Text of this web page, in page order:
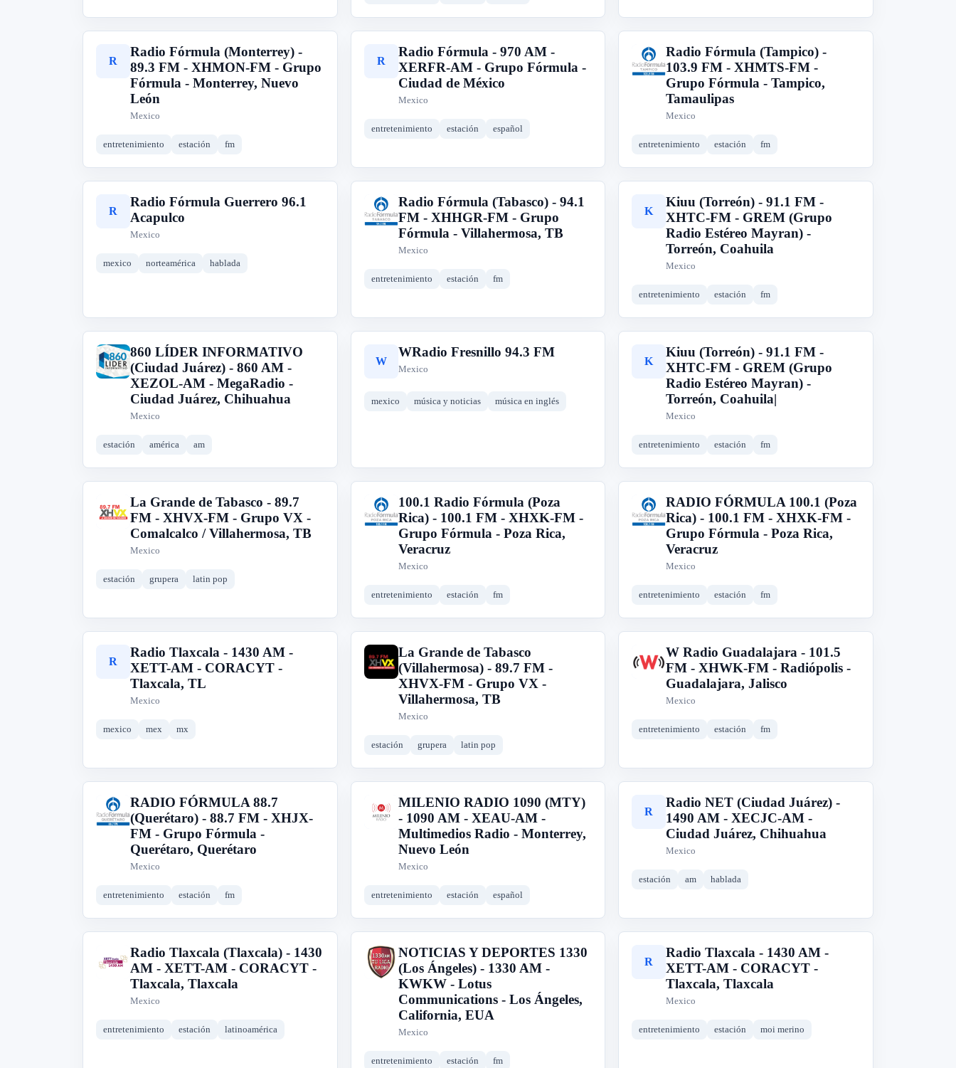
R
Radio Fórmula (Monterrey) -
89.3 FM - XHMON-FM - Grupo
Fórmula - Monterrey, Nuevo
León
Mexico
entretenimiento estación fm
R
Radio Fórmula - 970 AM -
XERFR-AM - Grupo Fórmula -
Ciudad de México
Mexico
entretenimiento estación español
R
Radio Fórmula (Tampico) -
103.9 FM - XHMTS-FM -
Grupo Fórmula - Tampico,
Tamaulipas
Mexico
entretenimiento estación fm
R
Radio Fórmula Guerrero 96.1
Acapulco
Mexico
mexico norteamérica hablada
R
Radio Fórmula (Tabasco) - 94.1
FM - XHHGR-FM - Grupo
Fórmula - Villahermosa, TB
Mexico
entretenimiento estación fm
K
Kiuu (Torreón) - 91.1 FM -
XHTC-FM - GREM (Grupo
Radio Estéreo Mayran) -
Torreón, Coahuila
Mexico
entretenimiento estación fm
8
860 LÍDER INFORMATIVO
(Ciudad Juárez) - 860 AM -
XEZOL-AM - MegaRadio -
Ciudad Juárez, Chihuahua
Mexico
estación américa am
W
WRadio Fresnillo 94.3 FM
Mexico
mexico música y noticias música en inglés
K
Kiuu (Torreón) - 91.1 FM -
XHTC-FM - GREM (Grupo
Radio Estéreo Mayran) -
Torreón, Coahuila|
Mexico
entretenimiento estación fm
L
La Grande de Tabasco - 89.7
FM - XHVX-FM - Grupo VX -
Comalcalco / Villahermosa, TB
Mexico
estación grupera latin pop
1
100.1 Radio Fórmula (Poza
Rica) - 100.1 FM - XHXK-FM -
Grupo Fórmula - Poza Rica,
Veracruz
Mexico
entretenimiento estación fm
R
RADIO FÓRMULA 100.1 (Poza
Rica) - 100.1 FM - XHXK-FM -
Grupo Fórmula - Poza Rica,
Veracruz
Mexico
entretenimiento estación fm
R
Radio Tlaxcala - 1430 AM -
XETT-AM - CORACYT -
Tlaxcala, TL
Mexico
mexico mex mx
L
La Grande de Tabasco
(Villahermosa) - 89.7 FM -
XHVX-FM - Grupo VX -
Villahermosa, TB
Mexico
estación grupera latin pop
W
W Radio Guadalajara - 101.5
FM - XHWK-FM - Radiópolis -
Guadalajara, Jalisco
Mexico
entretenimiento estación fm
R
RADIO FÓRMULA 88.7
(Querétaro) - 88.7 FM - XHJX-
FM - Grupo Fórmula -
Querétaro, Querétaro
Mexico
entretenimiento estación fm
M
MILENIO RADIO 1090 (MTY)
- 1090 AM - XEAU-AM -
Multimedios Radio - Monterrey,
Nuevo León
Mexico
entretenimiento estación español
R
Radio NET (Ciudad Juárez) -
1490 AM - XECJC-AM -
Ciudad Juárez, Chihuahua
Mexico
estación am hablada
R
Radio Tlaxcala (Tlaxcala) - 1430
AM - XETT-AM - CORACYT -
Tlaxcala, Tlaxcala
Mexico
entretenimiento estación latinoamérica
N
NOTICIAS Y DEPORTES 1330
(Los Ángeles) - 1330 AM -
KWKW - Lotus
Communications - Los Ángeles,
California, EUA
Mexico
entretenimiento estación fm
R
Radio Tlaxcala - 1430 AM -
XETT-AM - CORACYT -
Tlaxcala, Tlaxcala
Mexico
entretenimiento estación moi merino